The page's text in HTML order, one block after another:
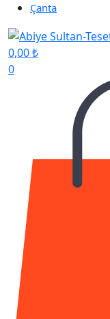
Çanta
0,00₺
0